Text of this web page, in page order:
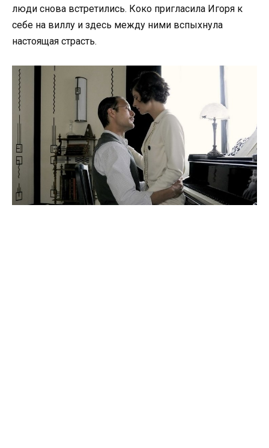
люди снова встретились. Коко пригласила Игоря к
себе на виллу и здесь между ними вспыхнула
настоящая страсть.